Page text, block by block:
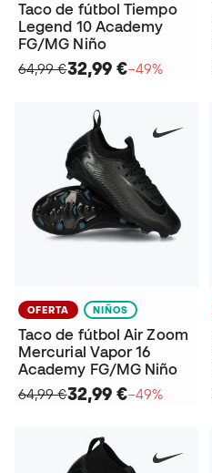
Taco de fútbol Tiempo
Legend 10 Academy
FG/MG Niño
64,99 €32,99 €−49%
OFERTA NIÑOS
Taco de fútbol Air Zoom
Mercurial Vapor 16
Academy FG/MG Niño
64,99 €32,99 €−49%